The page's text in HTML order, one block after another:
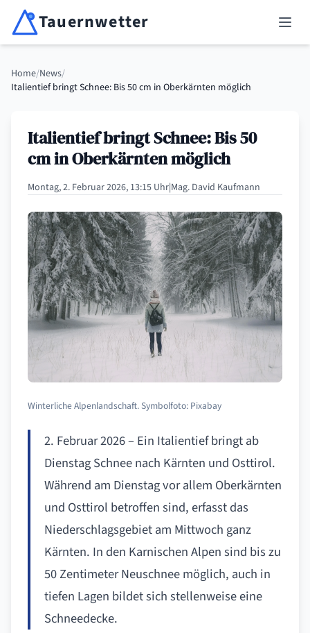
Tauernwetter
Unabhängiger Wetterdienst für Kärnten, Osttirol & Alpenregion
Home/News/
Italientief bringt Schnee: Bis 50 cm in Oberkärnten möglich
Italientief bringt Schnee: Bis 50
cm in Oberkärnten möglich
Montag, 2. Februar 2026, 13:15 Uhr|Mag. David Kaufmann
Winterliche Alpenlandschaft. Symbolfoto: Pixabay
2. Februar 2026 – Ein Italientief bringt ab
Dienstag Schnee nach Kärnten und Osttirol.
Während am Dienstag vor allem Oberkärnten
und Osttirol betroffen sind, erfasst das
Niederschlagsgebiet am Mittwoch ganz
Kärnten. In den Karnischen Alpen sind bis zu
50 Zentimeter Neuschnee möglich, auch in
tiefen Lagen bildet sich stellenweise eine
Schneedecke.